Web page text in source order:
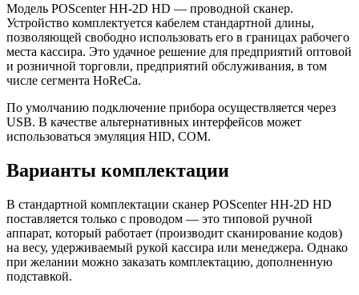
Модель POScenter HH-2D HD — проводной сканер.
Устройство комплектуется кабелем стандартной длины,
позволяющей свободно использовать его в границах рабочего
места кассира. Это удачное решение для предприятий оптовой
и розничной торговли, предприятий обслуживания, в том
числе сегмента HoReCa.
По умолчанию подключение прибора осуществляется через
USB. В качестве альтернативных интерфейсов может
использоваться эмуляция HID, COM.
Варианты комплектации
В стандартной комплектации сканер POScenter HH-2D HD
поставляется только с проводом — это типовой ручной
аппарат, который работает (производит сканирование кодов)
на весу, удерживаемый рукой кассира или менеджера. Однако
при желании можно заказать комплектацию, дополненную
подставкой.